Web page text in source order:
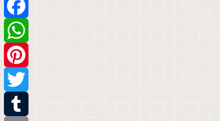
Facebook
WhatsApp
Pinterest
Twitter